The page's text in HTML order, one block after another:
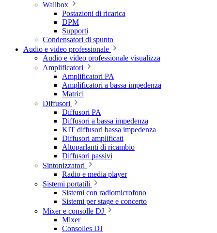
Wallbox
Postazioni di ricarica
DPM
Supporti
Condensatori di spunto
Audio e video professionale
Audio e video professionale visualizza
Amplificatori
Amplificatori PA
Amplificatori a bassa impedenza
Matrici
Diffusori
Diffusori PA
Diffusori a bassa impedenza
KIT diffusori bassa impedenza
Diffusori amplificati
Altoparlanti di ricambio
Diffusori passivi
Sintonizzatori
Radio e media player
Sistemi portatili
Sistemi con radiomicrofono
Sistemi per stage e concerto
Mixer e consolle DJ
Mixer
Consolles DJ